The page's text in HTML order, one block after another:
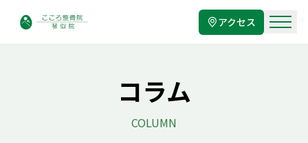
アクセス
コラム
COLUMN